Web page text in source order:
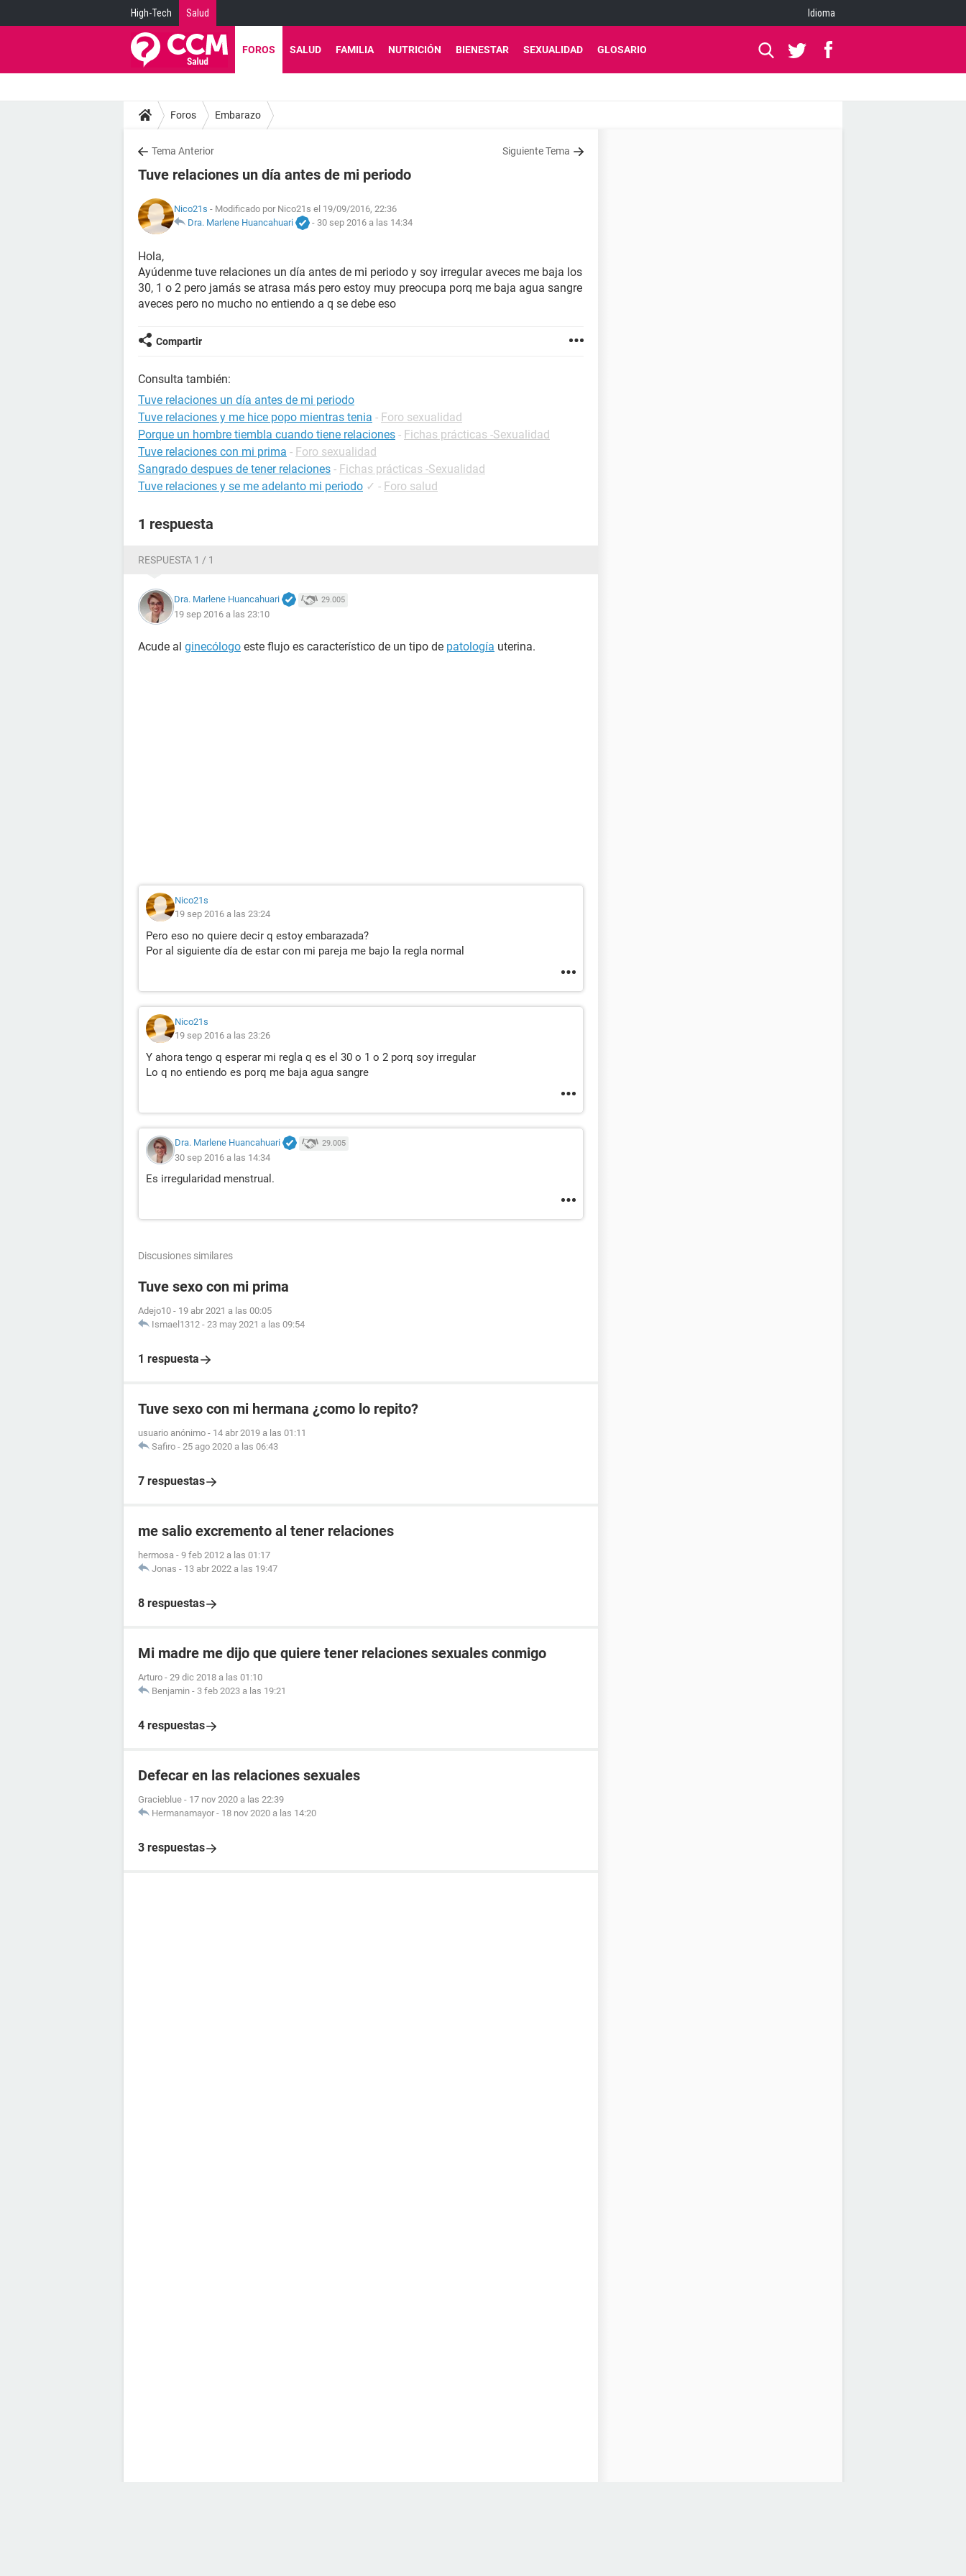
High-Tech Salud Idioma
FOROS SALUD FAMILIA NUTRICIÓN BIENESTAR SEXUALIDAD GLOSARIO
Foros Embarazo
Tema Anterior Siguiente Tema
Tuve relaciones un día antes de mi periodo
Nico21s - Modificado por Nico21s el 19/09/2016, 22:36
Dra. Marlene Huancahuari
- 30 sep 2016 a las 14:34
Hola,
Ayúdenme tuve relaciones un día antes de mi periodo y soy irregular aveces me baja los
30, 1 o 2 pero jamás se atrasa más pero estoy muy preocupa porq me baja agua sangre
aveces pero no mucho no entiendo a q se debe eso
Compartir
Consulta también:
Tuve relaciones un día antes de mi periodo
Tuve relaciones y me hice popo mientras tenia - Foro sexualidad
Porque un hombre tiembla cuando tiene relaciones - Fichas prácticas -Sexualidad
Tuve relaciones con mi prima - Foro sexualidad
Sangrado despues de tener relaciones - Fichas prácticas -Sexualidad
Tuve relaciones y se me adelanto mi periodo ✓ - Foro salud
1 respuesta
RESPUESTA 1 / 1
Dra. Marlene Huancahuari 29.005
19 sep 2016 a las 23:10
Acude al ginecólogo este flujo es característico de un tipo de patología uterina.
Nico21s
19 sep 2016 a las 23:24
Pero eso no quiere decir q estoy embarazada?
Por al siguiente día de estar con mi pareja me bajo la regla normal
Nico21s
19 sep 2016 a las 23:26
Y ahora tengo q esperar mi regla q es el 30 o 1 o 2 porq soy irregular
Lo q no entiendo es porq me baja agua sangre
Dra. Marlene Huancahuari 29.005
30 sep 2016 a las 14:34
Es irregularidad menstrual.
Discusiones similares
Tuve sexo con mi prima
Adejo10 - 19 abr 2021 a las 00:05
Ismael1312 - 23 may 2021 a las 09:54
1 respuesta
Tuve sexo con mi hermana ¿como lo repito?
usuario anónimo - 14 abr 2019 a las 01:11
Safiro - 25 ago 2020 a las 06:43
7 respuestas
me salio excremento al tener relaciones
hermosa - 9 feb 2012 a las 01:17
Jonas - 13 abr 2022 a las 19:47
8 respuestas
Mi madre me dijo que quiere tener relaciones sexuales conmigo
Arturo - 29 dic 2018 a las 01:10
Benjamin - 3 feb 2023 a las 19:21
4 respuestas
Defecar en las relaciones sexuales
Gracieblue - 17 nov 2020 a las 22:39
Hermanamayor - 18 nov 2020 a las 14:20
3 respuestas